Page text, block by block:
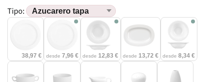
Tipo:
38,97 € desde 7,96 € desde 12,83 € desde 13,72 € desde8,34 €